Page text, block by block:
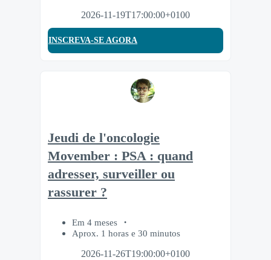
2026-11-19T17:00:00+0100
INSCREVA-SE AGORA
Jeudi de l'oncologie
Movember : PSA : quand
adresser, surveiller ou
rassurer ?
Em 4 meses
Aprox. 1 horas e 30 minutos
2026-11-26T19:00:00+0100